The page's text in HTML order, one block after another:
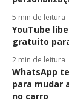
5 min de leitura
YouTube
gratuito
2 min de leitura
WhatsApp
para mudar
no carro